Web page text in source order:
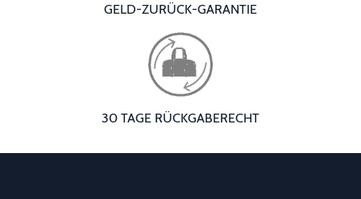
GELD-ZURÜCK-GARANTIE
30 TAGE RÜCKGABERECHT